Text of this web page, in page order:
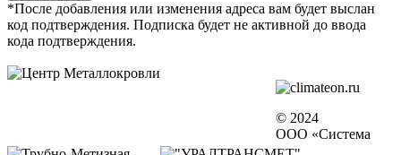
*После добавления или изменения адреса вам будет выслан
код подтверждения. Подписка будет не активной до ввода
кода подтверждения.
© 2024
ООО «Система